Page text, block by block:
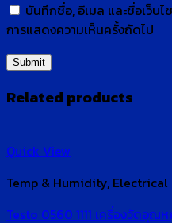
บันทึกชื่อ, อีเมล และชื่อเว็บ
การแสดงความเห็นครั้งถัดไป
Related products
Quick View
Temp & Humidity, Electrical
Testo 0560 1111 เครื่องวัดอุณ